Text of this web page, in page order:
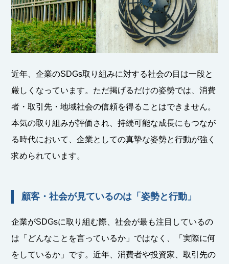
近年、企業のSDGs取り組みに対する社会の目は一段と
厳しくなっています。ただ掲げるだけの姿勢では、消費
者・取引先・地域社会の信頼を得ることはできません。
本気の取り組みが評価され、持続可能な成長にもつなが
る時代において、企業としての真摯な姿勢と行動が強く
求められています。
顧客・社会が見ているのは「姿勢と行動」
企業がSDGsに取り組む際、社会が最も注目しているの
は「どんなことを言っているか」ではなく、「実際に何
をしているか」です。近年、消費者や投資家、取引先の